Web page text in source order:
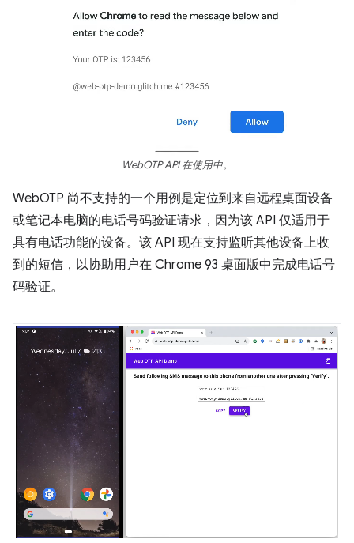
WebOTP API 在使用中。
WebOTP 尚不支持的一个用例是定位到来自远程桌面设备
或笔记本电脑的电话号码验证请求，因为该 API 仅适用于
具有电话功能的设备。该 API 现在支持监听其他设备上收
到的短信，以协助用户在 Chrome 93 桌面版中完成电话号
码验证。